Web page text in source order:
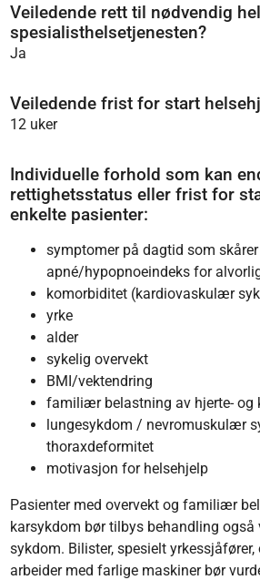
Veiledende rett til nødvendig
spesialisthelsetjenesten?
Ja
Veiledende frist for start
12 uker
Individuelle forhold som kan
rettighetsstatus eller frist for
enkelte pasienter:
symptomer på dagtid som
apné/hypopnoeindeks for
komorbiditet (kardiovaskulær
yrke
alder
sykelig overvekt
BMI/vektendring
familiær belastning av hjerte- og
lungesykdom / nevromuskulær
thoraxdeformitet
motivasjon for helsehjelp
Pasienter med overvekt og familiær
karsykdom bør tilbys behandling også
sykdom. Bilister, spesielt yrkessjåfører,
arbeider med farlige maskiner bør